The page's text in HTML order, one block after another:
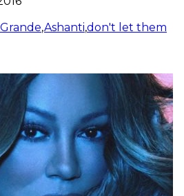
,Ashanti,don't let them